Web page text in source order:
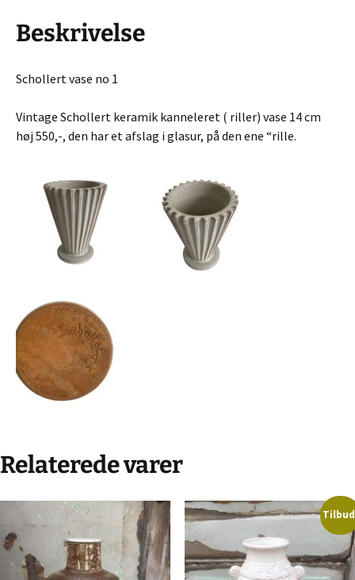
Beskrivelse
Schollert vase no 1
Vintage Schollert keramik kanneleret ( riller) vase 14 cm
høj 550,-, den har et afslag i glasur, på den ene “rille.
Relaterede varer